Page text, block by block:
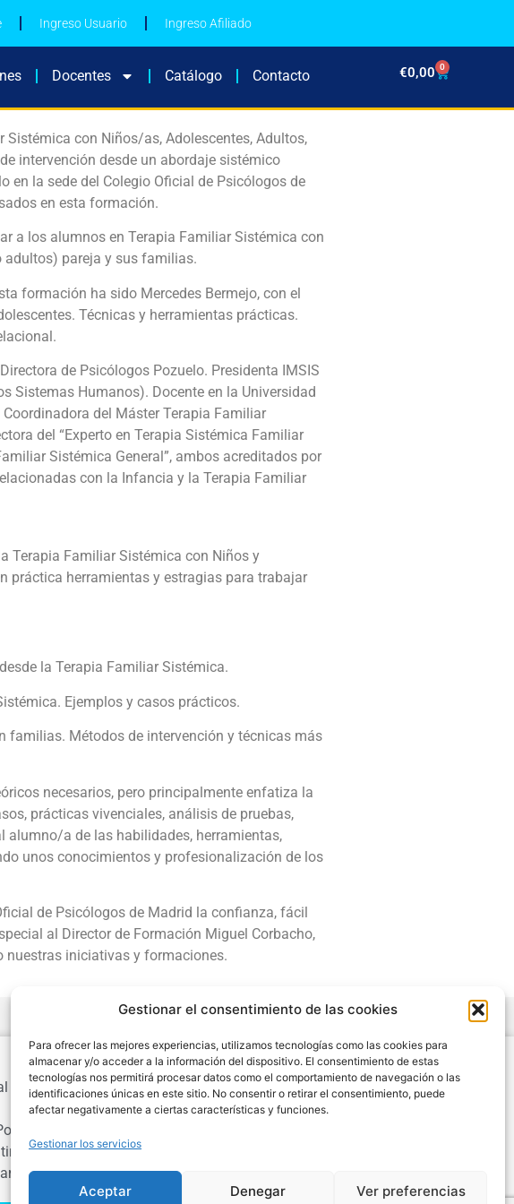
Gestionar el consentimiento de las cookies
Para ofrecer las mejores experiencias, utilizamos tecnologías como las cookies para
almacenar y/o acceder a la información del dispositivo. El consentimiento de estas
tecnologías nos permitirá procesar datos como el comportamiento de navegación o las
identificaciones únicas en este sitio. No consentir o retirar el consentimiento, puede
afectar negativamente a ciertas características y funciones.
Gestionar los servicios
Aceptar Denegar Ver preferencias
Ingreso Usuario Ingreso Afiliado
Docentes Catálogo Contacto €0,00 0
con Niños/as, Adolescentes, Adultos,
intervención desde un abordaje sistémico
en la sede del Colegio Oficial de Psicólogos de
en esta formación.
a los alumnos en Terapia Familiar Sistémica con
pareja y sus familias.
formación ha sido Mercedes Bermejo, con el
Técnicas y herramientas prácticas.
de Psicólogos Pozuelo. Presidenta IMSIS
Sistemas Humanos). Docente en la Universidad
del Máster Terapia Familiar
del “Experto en Terapia Sistémica Familiar
Sistémica General”, ambos acreditados por
con la Infancia y la Terapia Familiar
Terapia Familiar Sistémica con Niños y
práctica herramientas y estragias para trabajar
la Terapia Familiar Sistémica.
Ejemplos y casos prácticos.
familias. Métodos de intervención y técnicas más
necesarios, pero principalmente enfatiza la
prácticas vivenciales, análisis de pruebas,
alumno/a de las habilidades, herramientas,
unos conocimientos y profesionalización de los
de Psicólogos de Madrid la confianza, fácil
al Director de Formación Miguel Corbacho,
nuestras iniciativas y formaciones.
Links
Marketing Para
Tod@s
Legal
Condiciones de Uso y Venta
Aviso Legal